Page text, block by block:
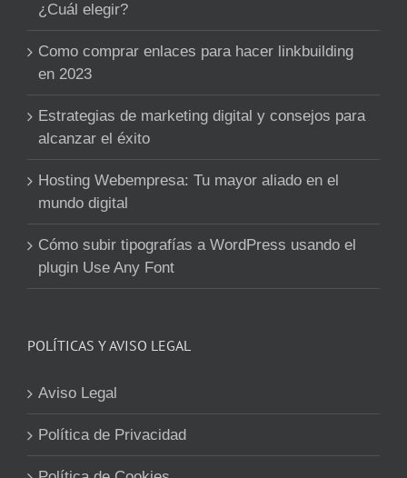
¿Cuál elegir?
Como comprar enlaces para hacer linkbuilding
en 2023
Estrategias de marketing digital y consejos para
alcanzar el éxito
Hosting Webempresa: Tu mayor aliado en el
mundo digital
Cómo subir tipografías a WordPress usando el
plugin Use Any Font
POLÍTICAS Y AVISO LEGAL
Aviso Legal
Política de Privacidad